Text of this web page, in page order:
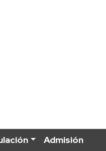
Admisión